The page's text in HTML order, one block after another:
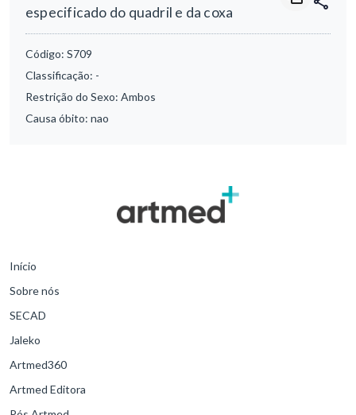
especificado do quadril e da coxa
Código: S709
Classificação: -
Restrição do Sexo: Ambos
Causa óbito: nao
Início
Sobre nós
SECAD
Jaleko
Artmed360
Artmed Editora